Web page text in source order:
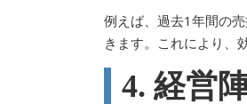
例えば、過去1年間の
きます。これにより、
4. 経営